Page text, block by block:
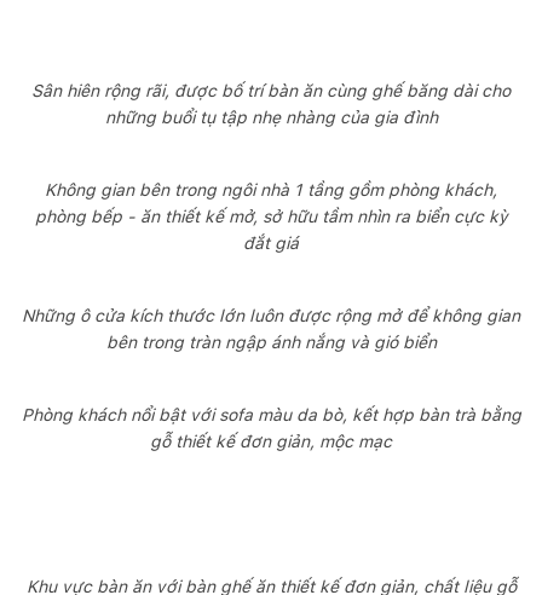
Sân hiên rộng rãi, được bố trí bàn ăn cùng ghế băng dài cho
những buổi tụ tập nhẹ nhàng của gia đình
Không gian bên trong ngôi nhà 1 tầng gồm phòng khách,
phòng bếp - ăn thiết kế mở, sở hữu tầm nhìn ra biển cực kỳ
đắt giá
Những ô cửa kích thước lớn luôn được rộng mở để không gian
bên trong tràn ngập ánh nắng và gió biển
Phòng khách nổi bật với sofa màu da bò, kết hợp bàn trà bằng
gỗ thiết kế đơn giản, mộc mạc
Khu vực bàn ăn với bàn ghế ăn thiết kế đơn giản, chất liệu gỗ